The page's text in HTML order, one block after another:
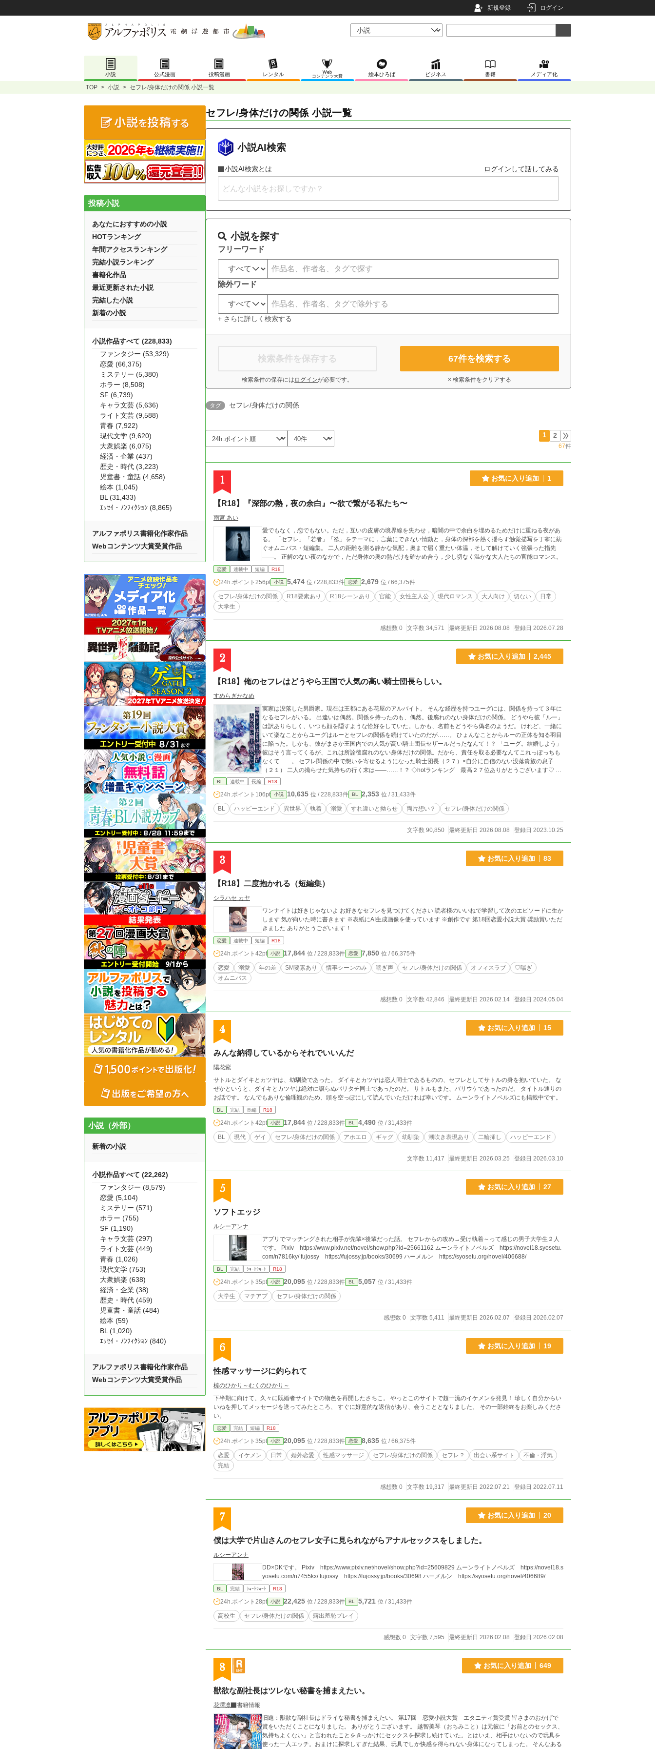
新規登録 ログイン
小説 公式漫画 投稿漫画 レンタル
Web
コンテンツ大賞
絵本ひろば ビジネス 書籍 メディア化
TOP > 小説 > セフレ/身体だけの関係 小説一覧
セフレ/身体だけの関係 小説一覧
小説AI検索
小説AI検索とは ログインして話してみる
小説を探す
フリーワード
除外ワード
+ さらに詳しく検索する
検索条件を保存する
検索条件の保存には ログインが必要です。
67件を検索する
× 検索条件をクリアする
タグ セフレ/身体だけの関係
1 2
67件
1 お気に入り追加 1
【R18】『深部の熱，夜の余白』〜欲で繋がる私たち〜
雨宮 あい
愛でもなく，恋でもない。ただ，互いの皮膚の境界線を失わせ，暗闇の中で余白を埋めるためだけに重ねる夜があ
る。 「セフレ」「若者」「欲」をテーマに，言葉にできない情動と，身体の深部を熱く揺らす触覚描写を丁寧に紡
ぐオムニバス・短編集。 二人の距離を測る静かな気配，奥まで届く重たい体温，そして解けていく強張った指先
——。 正解のない夜のなかで，ただ身体の奥の熱だけを確かめ合う，少し切なく温かな大人たちの官能ロマンス。
恋愛 連載中 短編 R18
24h.ポイント 256pt 小説 5,474 位 / 228,833件 恋愛 2,679 位 / 66,375件
セフレ/身体だけの関係 R18要素あり R18シーンあり 官能 女性主人公 現代ロマンス 大人向け 切ない
日常
大学生
感想数 0 文字数 34,571 最終更新日 2026.08.08 登録日 2026.07.28
2 お気に入り追加 2,445
【R18】俺のセフレはどうやら王国で人気の高い騎士団長らしい。
すめらぎかなめ
実家は没落した男爵家。現在は王都にある花屋のアルバイト。 そんな経歴を持つユーグには、関係を持って３年に
なるセフレがいる。 出逢いは偶然。関係を持ったのも、偶然。後腐れのない身体だけの関係。 どうやら彼「ルー」
は訳ありらしく、いつも顔を隠すような恰好をしていた。しかも、名前もどうやら偽名のようだ。 けれど、一緒に
いて楽なことからユーグはルーとセフレの関係を続けていたのだが……。 ひょんなことからルーの正体を知る羽目
に陥った。しかも、彼がまさか王国内での人気が高い騎士団長セザールだったなんて！？ 「ユーグ。結婚しよう」
彼はそう言ってくるが、これは所詮後腐れのない身体だけの関係。だから、責任を取る必要なんてこれっぽっちも
なくて……。 セフレ関係の中で想いを寄せるようになった騎士団長（２７）×自分に自信のない没落貴族の息子
（２１） 二人の拗らせた気持ちの行く末は――……！？ ◇hotランキング 最高２７位ありがとうございます♡ ◇
第１３回アルファポリスBL大賞応募作品です◇ ■第５章が手元で執筆終わるまで更新お休みさせていただきます ▼
BL 連載中 長編 R18
24h.ポイント 106pt 小説 10,635 位 / 228,833件 BL 2,353 位 / 31,433件
BL ハッピーエンド 異世界 執着 溺愛 すれ違いと拗らせ 両片想い？ セフレ/身体だけの関係
文字数 90,850 最終更新日 2026.08.08 登録日 2023.10.25
3 お気に入り追加 83
【R18】二度抱かれる（短編集）
シラハセ カヤ
ワンナイトは好きじゃないよ お好きなセフレを見つけてください 読者様のいいねで学習して次のエピソードに生か
します 気が向いた時に書きます ※表紙にAI生成画像を使っています ※創作です 第18回恋愛小説大賞 奨励賞いただ
きました ありがとうございます！
恋愛 連載中 短編 R18
24h.ポイント 42pt 小説 17,844 位 / 228,833件 恋愛 7,850 位 / 66,375件
恋愛 溺愛 年の差 SM要素あり 情事シーンのみ 喘ぎ声 セフレ/身体だけの関係 オフィスラブ
♡喘ぎ
オムニバス
感想数 0 文字数 42,846 最終更新日 2026.02.14 登録日 2024.05.04
4 お気に入り追加 15
みんな納得しているからそれでいいんだ
陽花紫
サトルとダイキとカツヤは、幼馴染であった。 ダイキとカツヤは恋人同士であるものの、セフレとしてサトルの身を抱いていた。 な
ぜかというと、ダイキとカツヤは絶対に譲らぬバリタチ同士であったのだ。 サトルもまた、バリウケであったのだ。 タイトル通りの
お話です。 なんでもありな倫理観のため、頭を空っぽにして読んでいただければ幸いです。 ムーンライトノベルズにも掲載中です。
BL 完結 長編 R18
24h.ポイント 42pt 小説 17,844 位 / 228,833件 BL 4,490 位 / 31,433件
BL 現代 ゲイ セフレ/身体だけの関係 アホエロ ギャグ 幼馴染 潮吹き表現あり 二輪挿し ハッピーエンド
文字数 11,417 最終更新日 2026.03.25 登録日 2026.03.10
5 お気に入り追加 27
ソフトエッジ
ルシーアンナ
アプリでマッチングされた相手が先輩×後輩だった話。 セフレからの攻め→受け執着～って感じの男子大学生２人
です。 Pixiv https://www.pixiv.net/novel/show.php?id=25661162 ムーンライトノベルズ https://novel18.syosetu.
com/n7816ky/ fujossy https://fujossy.jp/books/30699 ハーメルン https://syosetu.org/novel/406688/
BL 完結 ｼｮｰﾄｼｮｰﾄ R18
24h.ポイント 35pt 小説 20,095 位 / 228,833件 BL 5,057 位 / 31,433件
大学生 マチアプ セフレ/身体だけの関係
感想数 0 文字数 5,411 最終更新日 2026.02.07 登録日 2026.02.07
6 お気に入り追加 19
性感マッサージに釣られて
椋のひかり～むくのひかり～
下半期に向けて、久々に既婚者サイトでの物色を再開したさちこ。 やっとこのサイトで超一流のイケメンを発見！ 珍しく自分からい
いねを押してメッセージを送ってみたところ、 すぐに好意的な返信があり、会うこととなりました。 その一部始終をお楽しみくださ
い。
恋愛 完結 短編 R18
24h.ポイント 35pt 小説 20,095 位 / 228,833件 恋愛 8,635 位 / 66,375件
恋愛 イケメン 日常 婚外恋愛 性感マッサージ セフレ/身体だけの関係 セフレ？ 出会い系サイト
不倫・浮気
完結
感想数 0 文字数 19,317 最終更新日 2022.07.21 登録日 2022.07.11
7 お気に入り追加 20
僕は大学で片山さんのセフレ女子に見られながらアナルセックスをしました。
ルシーアンナ
DD×DKです。 Pixiv https://www.pixiv.net/novel/show.php?id=25609829 ムーンライトノベルズ https://novel18.s
yosetu.com/n7455kx/ fujossy https://fujossy.jp/books/30698 ハーメルン https://syosetu.org/novel/406689/
BL 完結 ｼｮｰﾄｼｮｰﾄ R18
24h.ポイント 28pt 小説 22,425 位 / 228,833件 BL 5,721 位 / 31,433件
高校生 セフレ/身体だけの関係 露出羞恥プレイ
感想数 0 文字数 7,595 最終更新日 2026.02.08 登録日 2026.02.08
8 お気に入り追加 649
獣欲な副社長はツレない秘書を捕まえたい。
花澤凛
書籍情報
旧題：獣欲な副社長はドライな秘書を捕まえたい。 第17回 恋愛小説大賞 エタニティ賞受賞 皆さまのおかげで
賞をいただくことになりました。 ありがとうございます。 越智美琴（おちみこと）は元彼に「お前とのセックス、
気持ちよくない」と言われたことをきっかけにセックスを探求し続けていた。とはいえ、相手はいないので玩具を
使った一人エッチ。おまけに探求しすぎた結果、玩具でしか快感を得られない身体になってしまった。 そんなある
投稿小説
あなたにおすすめの小説
HOTランキング
年間アクセスランキング
完結小説ランキング
書籍化作品
最近更新された小説
完結した小説
新着の小説
小説作品すべて (228,833)
ファンタジー (53,329)
恋愛 (66,375)
ミステリー (5,380)
ホラー (8,508)
SF (6,739)
キャラ文芸 (5,636)
ライト文芸 (9,588)
青春 (7,922)
現代文学 (9,620)
大衆娯楽 (6,075)
経済・企業 (437)
歴史・時代 (3,223)
児童書・童話 (4,658)
絵本 (1,045)
BL (31,433)
ｴｯｾｲ・ﾉﾝﾌｨｸｼｮﾝ (8,865)
アルファポリス書籍化作家作品
Webコンテンツ大賞受賞作品
小説（外部）
新着の小説
小説作品すべて (22,262)
ファンタジー (8,579)
恋愛 (5,104)
ミステリー (571)
ホラー (755)
SF (1,190)
キャラ文芸 (297)
ライト文芸 (449)
青春 (1,026)
現代文学 (753)
大衆娯楽 (638)
経済・企業 (38)
歴史・時代 (459)
児童書・童話 (484)
絵本 (59)
BL (1,020)
ｴｯｾｲ・ﾉﾝﾌｨｸｼｮﾝ (840)
アルファポリス書籍化作家作品
Webコンテンツ大賞受賞作品